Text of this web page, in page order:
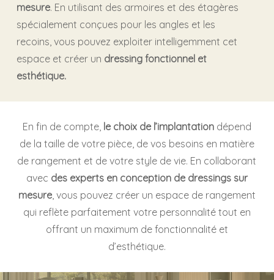
mesure. En utilisant des armoires et des étagères
spécialement conçues pour les angles et les
recoins, vous pouvez exploiter intelligemment cet
espace et créer un dressing fonctionnel et
esthétique.
En fin de compte, le choix de l’implantationdépend
de la taille de votre pièce, de vos besoins en matière
de rangement et de votre style de vie. En collaborant
avec des experts en conception de dressings sur
mesure, vous pouvez créer un espace de rangement
qui reflète parfaitement votre personnalité tout en
offrant un maximum de fonctionnalité et
d’esthétique.